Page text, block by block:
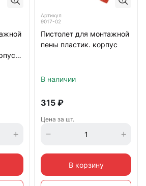
Артикул
9017-02
Пистолет для монтажной
пены пластик. корпус
В наличии
315 ₽
Цена за шт.
В корзину